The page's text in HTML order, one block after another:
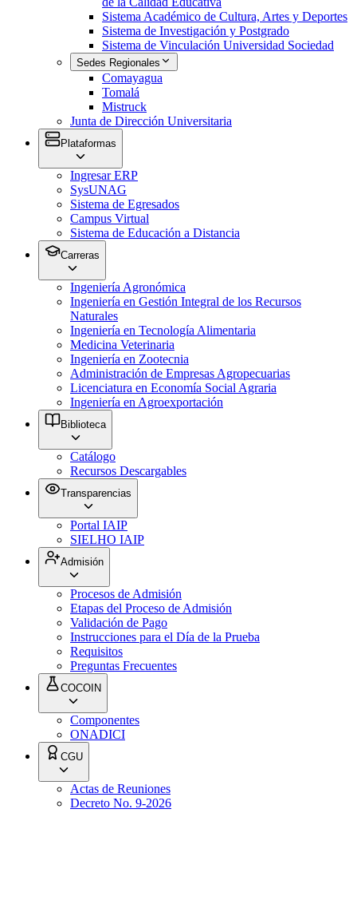
Sistema Académico de Cultura, Artes y Deportes
Sistema de Investigación y Postgrado
Sistema de Vinculación Universidad Sociedad
Sedes Regionales
Comayagua
Tomalá
Mistruck
Junta de Dirección Universitaria
Plataformas
Ingresar ERP
SysUNAG
Sistema de Egresados
Campus Virtual
Sistema de Educación a Distancia
Carreras
Ingeniería Agronómica
Ingeniería en Gestión Integral de los Recursos
Naturales
Ingeniería en Tecnología Alimentaria
Medicina Veterinaria
Ingeniería en Zootecnia
Administración de Empresas Agropecuarias
Licenciatura en Economía Social Agraria
Ingeniería en Agroexportación
Biblioteca
Catálogo
Recursos Descargables
Transparencias
Portal IAIP
SIELHO IAIP
Admisión
Procesos de Admisión
Etapas del Proceso de Admisión
Validación de Pago
Instrucciones para el Día de la Prueba
Requisitos
Preguntas Frecuentes
COCOIN
Componentes
ONADICI
CGU
Actas de Reuniones
Decreto No. 9-2026